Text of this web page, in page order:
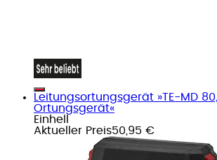
Leitungsortungsgerät »TE-MD
Ortungsgerät«
Einhell
Aktueller Preis50,95 €